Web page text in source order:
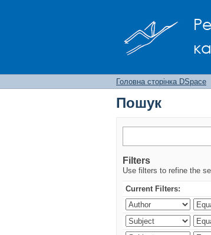
Головна сторінка DSpace
Пошук
Filters
Use filters to refine the
Current Filters: